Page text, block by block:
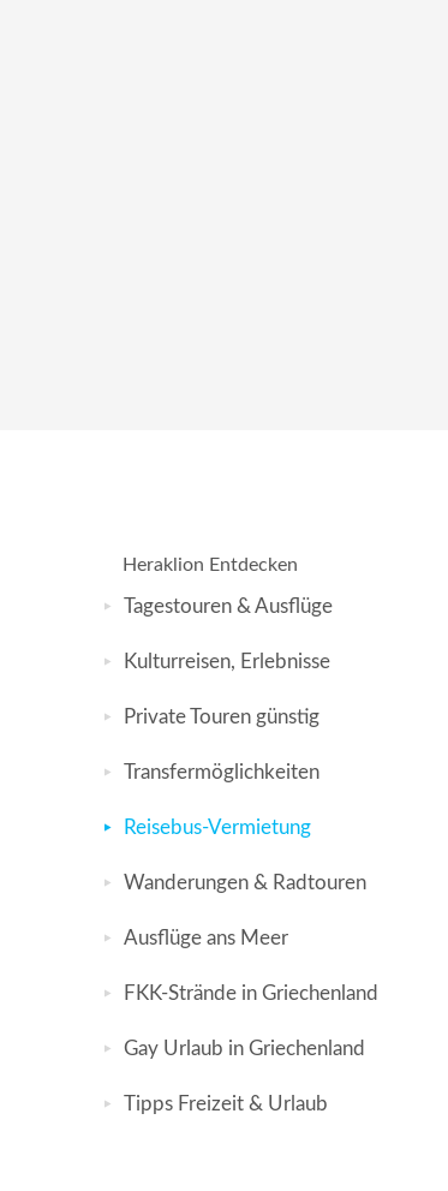
Heraklion Entdecken
Tagestouren & Ausflüge
Kulturreisen, Erlebnisse
Private Touren günstig
Transfermöglichkeiten
Reisebus-Vermietung
Wanderungen & Radtouren
Ausflüge ans Meer
FKK-Strände in Griechenland
Gay Urlaub in Griechenland
Tipps Freizeit & Urlaub